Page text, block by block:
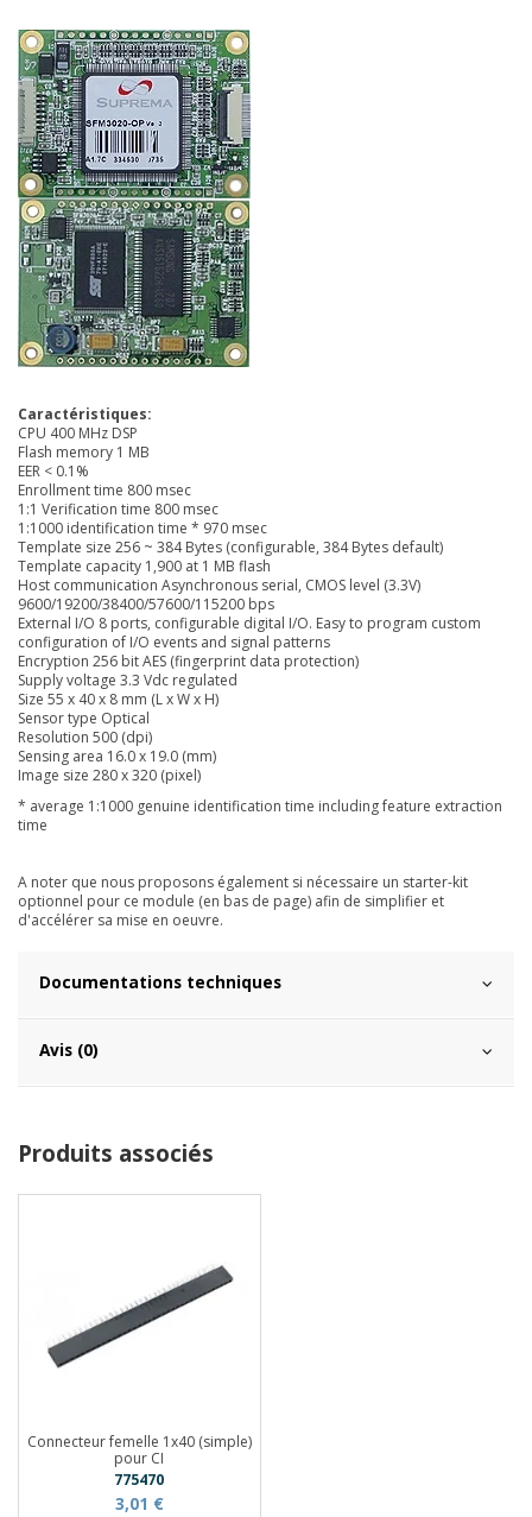
Caractéristiques:
CPU 400 MHz DSP
Flash memory 1 MB
EER < 0.1%
Enrollment time 800 msec
1:1 Verification time 800 msec
1:1000 identification time * 970 msec
Template size 256 ~ 384 Bytes (configurable, 384 Bytes default)
Template capacity 1,900 at 1 MB flash
Host communication Asynchronous serial, CMOS level (3.3V)
9600/19200/38400/57600/115200 bps
External I/O 8 ports, configurable digital I/O. Easy to program custom
configuration of I/O events and signal patterns
Encryption 256 bit AES (fingerprint data protection)
Supply voltage 3.3 Vdc regulated
Size 55 x 40 x 8 mm (L x W x H)
Sensor type Optical
Resolution 500 (dpi)
Sensing area 16.0 x 19.0 (mm)
Image size 280 x 320 (pixel)
* average 1:1000 genuine identification time including feature extraction
time
A noter que nous proposons également si nécessaire un starter-kit
optionnel pour ce module (en bas de page) afin de simplifier et
d'accélérer sa mise en oeuvre.
Documentations techniques
Avis (0)
Produits associés
Connecteur femelle 1x40 (simple)
pour CI
775470
3,01 €